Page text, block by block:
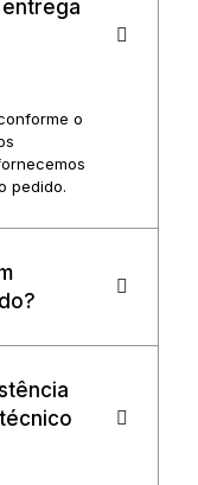
o
pedido.